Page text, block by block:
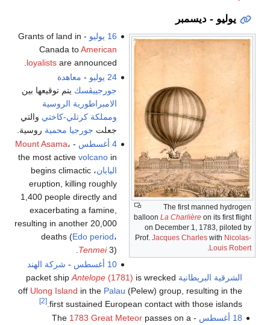
يوليو - ديسمبر
The first manned hydrogen
balloon La Charlière on its first flight
on December 1, 1783, piloted by
Prof. Jacques Charles with Nicolas-
Louis Robert
.
16 يوليو
- Grants of land in
Canada toAmerican
loyalists are announced.
24 يوليو
- معاهدة
جورجييڤسك يتم توقيعها بين
الامبراطورية الروسية
ومملكة كرتلي-كاختي والتي
جعلت جورجيا محمية روسية.
4 أغسطس
-
Mount Asama،
the most activevolcano in
اليابان
، begins climactic
eruption, killing roughly
1,400 people directly and
exacerbating a famine,
resulting in another 20,000
deaths (Edo period،
Tenmei3).
10 أغسطس
- شركة الهند
الشرقية البريطانية
Antelope(1781) is wrecked
off Ulong Island in the Palau (Pelew) group, resulting in the
first sustained European contact with those islands.
[2]
18 أغسطس - The
1783 Great Meteorpasses on a